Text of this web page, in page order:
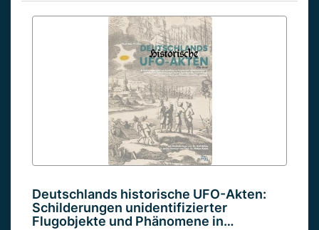
Deutschlands historische UFO-Akten:
Schilderungen unidentifizierter
Flugobjekte und Phänomene in…